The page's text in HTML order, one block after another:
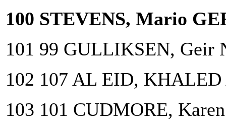
100 STEVENS, Mario
101 99 GULLIKSEN, Geir
102 107 AL EID,
103 101 CUDMORE,